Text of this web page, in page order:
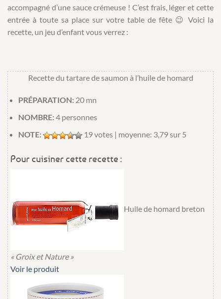
accompagné d’une sauce crémeuse ! C’est frais, léger et cette
entrée à toute sa place sur votre table de fête 😉 Voici la
recette, un jeu d’enfant vous verrez :
Recette du tartare de saumon à l’huile de homard
PRÉPARATION: 20 mn
NOMBRE:4 personnes
NOTE:
19votes | moyenne: 3,79sur 5
Pour cuisiner cette recette :
Huile de homard breton
« Groix et Nature »
Voir le produit